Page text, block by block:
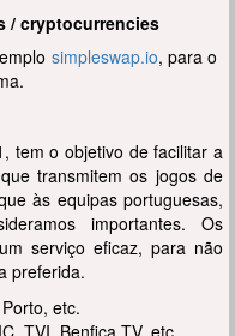
/ cryptocurrencies
simpleswap.io, para o
tem o objetivo de facilitar a
transmitem os jogos de
às equipas portuguesas,
importantes. Os
serviço eficaz, para não
preferida.
etc.